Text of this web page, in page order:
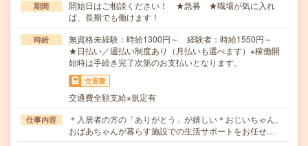
期間
開始日はご相談ください！ ★急募 ★職場が気に入れ
ば、長期でも働けます！
時給
無資格未経験：時給1300円～ 経験者：時給1550円～
★日払い／週払い制度あり（月払いも選べます）※稼働開
始時は手続き完了次第のお支払いとなります。
交通費
交通費全額支給※規定有
仕事内容
＊入居者の方の「ありがとう」が嬉しい＊おじいちゃん、
おばあちゃんが暮らす施設での生活サポートをお任せ…